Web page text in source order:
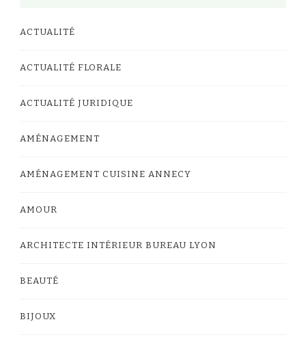
ACTUALITÉ
ACTUALITÉ FLORALE
ACTUALITÉ JURIDIQUE
AMÉNAGEMENT
AMÉNAGEMENT CUISINE ANNECY
AMOUR
ARCHITECTE INTÉRIEUR BUREAU LYON
BEAUTÉ
BIJOUX